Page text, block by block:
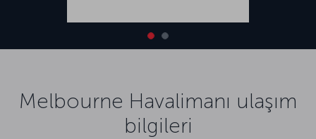
Melbourne Havalimanı ulaşım
bilgileri